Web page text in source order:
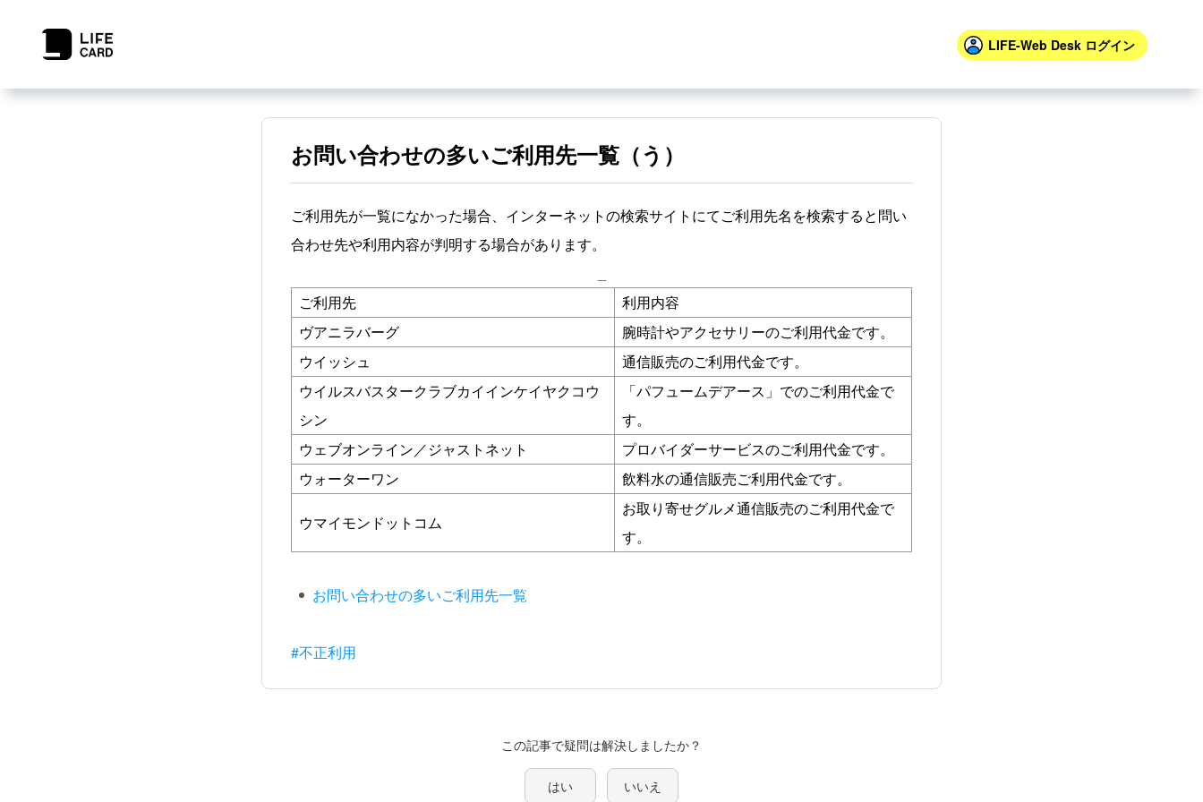
LIFE-Web Desk ログイン
お問い合わせの多いご利用先一覧（う）
ご利用先が一覧になかった場合、インターネットの検索サイトにてご利用先名を検索すると問い
合わせ先や利用内容が判明する場合があります。
ご利用先
利用内容
ヴアニラバーグ
腕時計やアクセサリーのご利用代金です。
ウイッシュ
通信販売のご利用代金です。
ウイルスバスタークラブカイインケイヤクコウ
シン
「パフュームデアース」でのご利用代金で
す。
ウェブオンライン／ジャストネット
プロバイダーサービスのご利用代金です。
ウォーターワン
飲料水の通信販売ご利用代金です。
ウマイモンドットコム
お取り寄せグルメ通信販売のご利用代金で
す。
お問い合わせの多いご利用先一覧
#不正利用
この記事で疑問は解決しましたか？
はい いいえ